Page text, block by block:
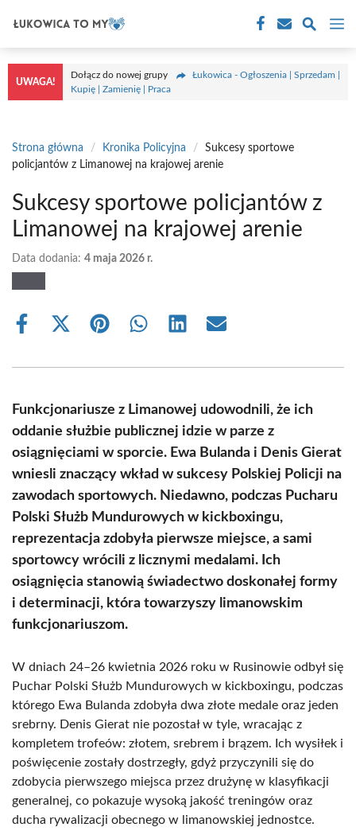
treści
UWAGA!
Dołącz do nowej grupy
Łukowica - Ogłoszenia | Sprzedam |
Kupię | Zamienię | Praca
Strona główna / Kronika Policyjna /
Sukcesy sportowe
policjantów z Limanowej na krajowej arenie
Sukcesy sportowe policjantów z
Limanowej na krajowej arenie
Data dodania: 4 maja 2026 r.
Share
Share
(Twitter)
Share Share Share Share
Funkcjonariusze z Limanowej udowodnili, że ich
oddanie służbie publicznej idzie w parze z
osiągnięciami w sporcie. Ewa Bulanda i Denis Gierat
wniesli znaczący wkład w sukcesy Polskiej Policji na
zawodach sportowych. Niedawno, podczas Pucharu
Polski Służb Mundurowych w kickboxingu,
reprezentacja zdobyła pierwsze miejsce, a sami
sportowcy wrócili z licznymi medalami. Ich
osiągnięcia stanowią świadectwo doskonałej formy
i determinacji, która towarzyszy limanowskim
funkcjonariuszom.
W dniach 24–26 kwietnia 2026 roku w Rusinowie odbył się
Puchar Polski Służb Mundurowych w kickboxingu, podczas
którego Ewa Bulanda zdobyła dwa złote medale oraz jeden
srebrny. Denis Gierat nie pozostał w tyle, wracając z
kompletem trofeów: złotem, srebrem i brązem. Ich wysiłek i
poświęcenie zostały dostrzegły, gdyż przyczynili się do
zdobycia pierwszego miejsca przez drużynę w klasyfikacji
generalnej, co pokazuje wysoką jakość treningów oraz
ducha rywalizacji obecnego w limanowskiej jednostce.